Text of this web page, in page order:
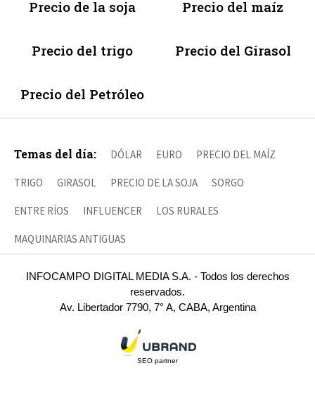
Precio de la soja Precio del maíz
Precio del trigo Precio del Girasol
Precio del Petróleo
Temas del día: DÓLAR EURO PRECIO DEL MAÍZ
TRIGO GIRASOL PRECIO DE LA SOJA SORGO
ENTRE RÍOS INFLUENCER LOS RURALES
MAQUINARIAS ANTIGUAS
INFOCAMPO DIGITAL MEDIA S.A. - Todos los derechos
reservados.
Av. Libertador 7790, 7° A, CABA, Argentina
SEO partner